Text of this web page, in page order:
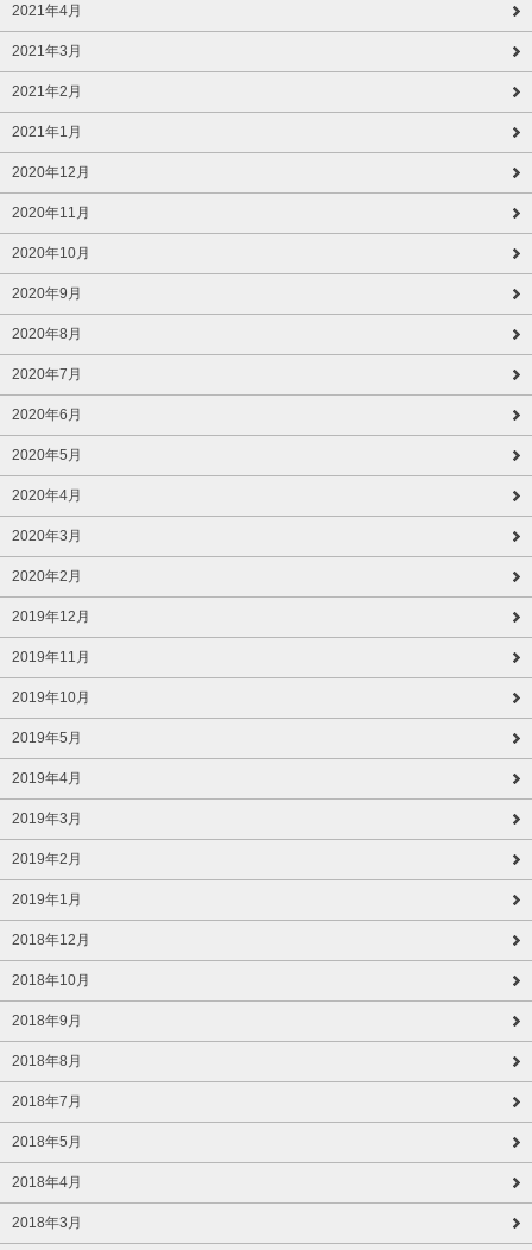
2021年4月
2021年3月
2021年2月
2021年1月
2020年12月
2020年11月
2020年10月
2020年9月
2020年8月
2020年7月
2020年6月
2020年5月
2020年4月
2020年3月
2020年2月
2019年12月
2019年11月
2019年10月
2019年5月
2019年4月
2019年3月
2019年2月
2019年1月
2018年12月
2018年10月
2018年9月
2018年8月
2018年7月
2018年5月
2018年4月
2018年3月